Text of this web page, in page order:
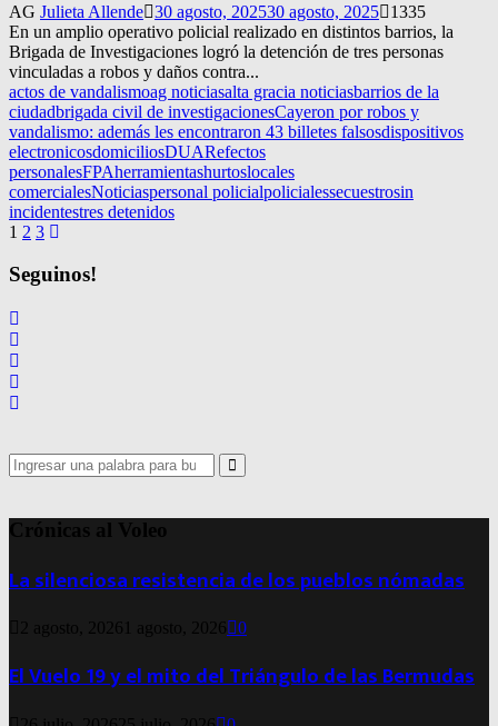
AG Julieta Allende 30 agosto, 202530 agosto, 2025
1335
En un amplio operativo policial realizado en distintos barrios, la
Brigada de Investigaciones logró la detención de tres personas
vinculadas a robos y daños contra...
actos de vandalismoag noticiasalta gracia noticiasbarrios de la
ciudadbrigada civil de investigacionesCayeron por robos y
vandalismo: además les encontraron 43 billetes falsosdispositivos
electronicosdomiciliosDUARefectos
personalesFPAherramientashurtoslocales
comercialesNoticiaspersonal policialpolicialessecuestrosin
incidentestres detenidos
Navegación
de
entradas
1 2 3
Seguinos!
Search
for:
Search
Crónicas al Voleo
La silenciosa resistencia de los pueblos nómadas
2 agosto, 2026 1 agosto, 2026 0
El Vuelo 19 y el mito del Triángulo de las Bermudas